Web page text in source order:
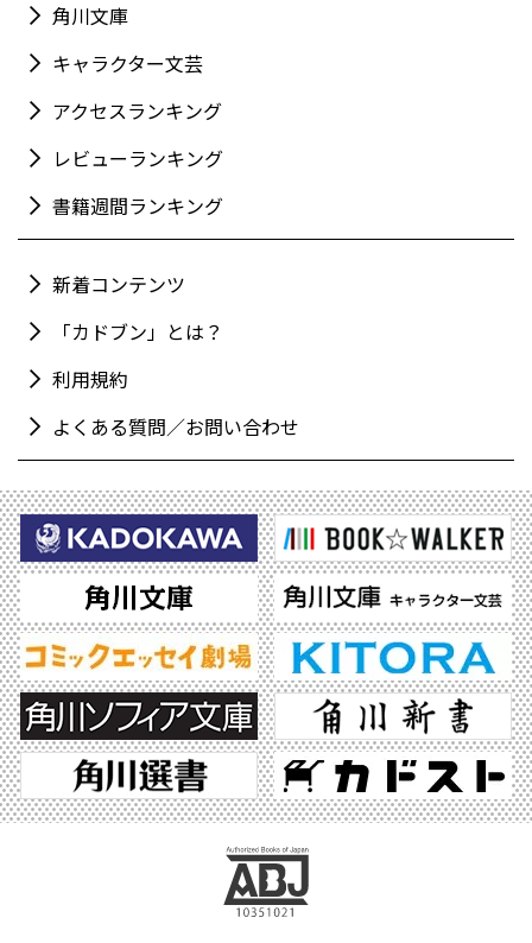
角川文庫
キャラクター文芸
アクセスランキング
レビューランキング
書籍週間ランキング
新着コンテンツ
「カドブン」とは？
利用規約
よくある質問／お問い合わせ